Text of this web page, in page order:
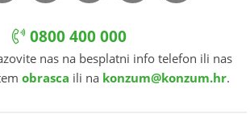
0800 400 000
nas na besplatni info telefon ili nas
obrasca ili na konzum@konzum.hr.